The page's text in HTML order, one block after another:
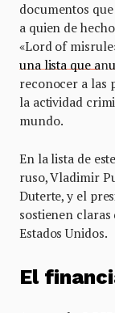
documentos
a quien de
«Lord of
una lista que an
reconocer a las
la actividad
mundo.
En la lista de
ruso, Vladimir
Duterte, y el
sostienen
Estados Unidos.
El